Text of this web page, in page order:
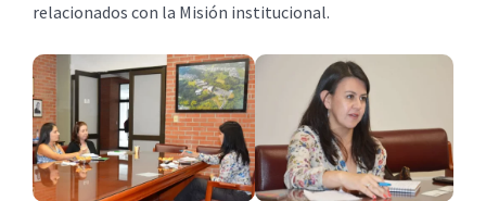
relacionados con la Misión institucional.